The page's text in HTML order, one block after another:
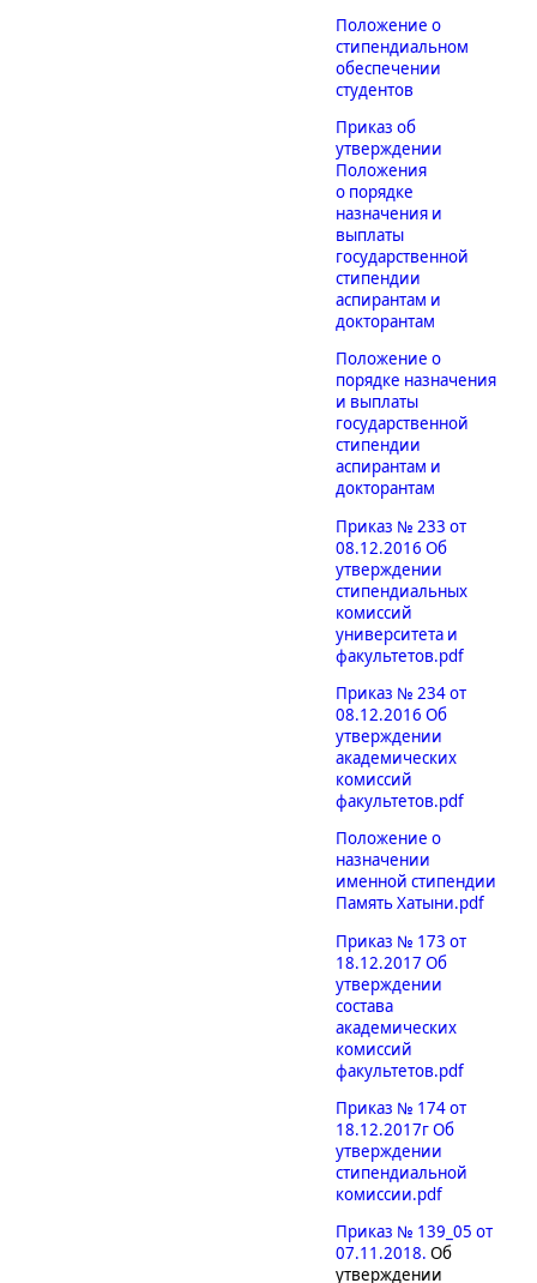
Положение о
стипендиальном
обеспечении
студентов
Приказ об
утверждении
Положения
о порядке
назначения и
выплаты
государственной
стипендии
аспирантам и
докторантам
Положение о
порядке назначения
и выплаты
государственной
стипендии
аспирантам и
докторантам
Приказ № 233 от
08.12.2016 Об
утверждении
стипендиальных
комиссий
университета и
факультетов.pdf
Приказ № 234 от
08.12.2016 Об
утверждении
академических
комиссий
факультетов.pdf
Положение о
назначении
именной стипендии
Память Хатыни.pdf
Приказ № 173 от
18.12.2017 Об
утверждении
состава
академических
комиссий
факультетов.pdf
Приказ № 174 от
18.12.2017г Об
утверждении
стипендиальной
комиссии.pdf
Приказ № 139_05 от
07.11.2018. Об
утверждении